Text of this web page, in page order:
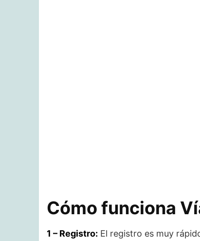
Cómo funciona
1 – Registro: El registro es muy